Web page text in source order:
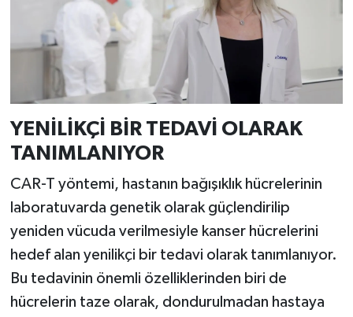
YENİLİKÇİ BİR TEDAVİ OLARAK
TANIMLANIYOR
CAR-T yöntemi, hastanın bağışıklık hücrelerinin
laboratuvarda genetik olarak güçlendirilip
yeniden vücuda verilmesiyle kanser hücrelerini
hedef alan yenilikçi bir tedavi olarak tanımlanıyor.
Bu tedavinin önemli özelliklerinden biri de
hücrelerin taze olarak, dondurulmadan hastaya